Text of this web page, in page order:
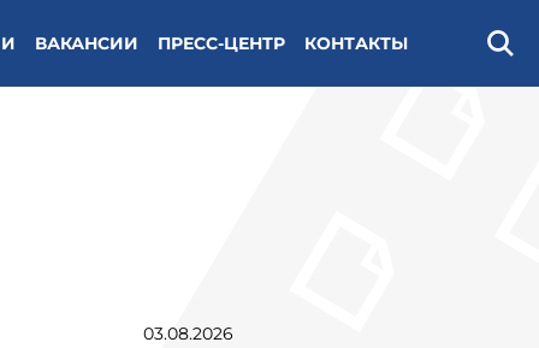
ВАКАНСИИ ПРЕСС-ЦЕНТР КОНТАКТЫ
03.08.2026